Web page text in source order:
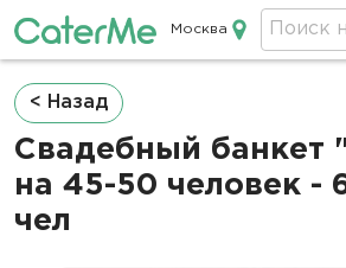
Кейтеринг в
Москва
Строка
навигации
< Назад
Свадебный банкет
на 45-50 человек -
чел